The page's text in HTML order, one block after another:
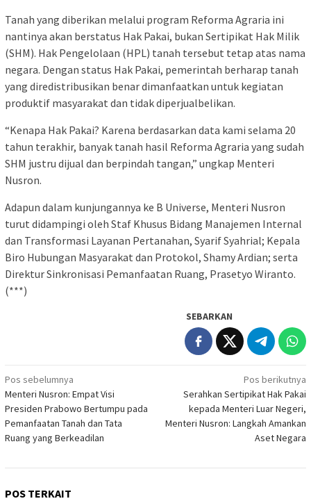
Tanah yang diberikan melalui program Reforma Agraria ini
nantinya akan berstatus Hak Pakai, bukan Sertipikat Hak Milik
(SHM). Hak Pengelolaan (HPL) tanah tersebut tetap atas nama
negara. Dengan status Hak Pakai, pemerintah berharap tanah
yang diredistribusikan benar dimanfaatkan untuk kegiatan
produktif masyarakat dan tidak diperjualbelikan.
“Kenapa Hak Pakai? Karena berdasarkan data kami selama 20
tahun terakhir, banyak tanah hasil Reforma Agraria yang sudah
SHM justru dijual dan berpindah tangan,” ungkap Menteri
Nusron.
Adapun dalam kunjungannya ke B Universe, Menteri Nusron
turut didampingi oleh Staf Khusus Bidang Manajemen Internal
dan Transformasi Layanan Pertanahan, Syarif Syahrial; Kepala
Biro Hubungan Masyarakat dan Protokol, Shamy Ardian; serta
Direktur Sinkronisasi Pemanfaatan Ruang, Prasetyo Wiranto.
(***)
SEBARKAN
Navigasi
pos
Pos sebelumnya
Menteri Nusron: Empat Visi
Presiden Prabowo Bertumpu pada
Pemanfaatan Tanah dan Tata
Ruang yang Berkeadilan
Pos berikutnya
Serahkan Sertipikat Hak Pakai
kepada Menteri Luar Negeri,
Menteri Nusron: Langkah Amankan
Aset Negara
POS TERKAIT